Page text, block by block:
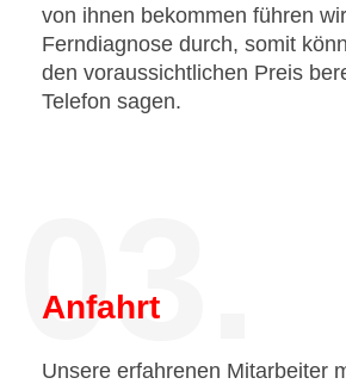
von ihnen bekommen führen
Ferndiagnose durch, somit
den voraussichtlichen Preis
Telefon sagen.
03.
Anfahrt
Unsere erfahrenen Mitarbeiter